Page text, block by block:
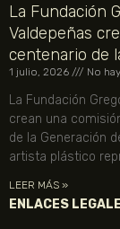
La Fundación
Valdepeñas
centenario de
1 julio, 2026 No
La Fundación
crean una
de la Generación
artista plástico
LEER MÁS »
ENLACES